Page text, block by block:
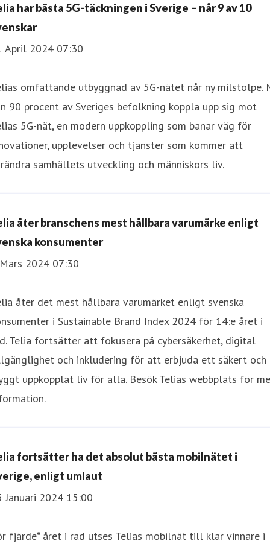
har bästa 5G-täckningen i Sverige – når 9 av 10
April 2024 07:30
omfattande utbyggnad av 5G-nätet når ny milstolpe.
90 procent av Sveriges befolkning koppla upp sig mot
5G-nät, en modern uppkoppling som banar väg för
upplevelser och tjänster som kommer att
samhällets utveckling och människors liv.
åter branschens mest hållbara varumärke enligt
konsumenter
2024 07:30
åter det mest hållbara varumärket enligt svenska
i Sustainable Brand Index 2024 för 14:e året i
Telia fortsätter att fokusera på cybersäkerhet, digital
och inkludering för att erbjuda ett säkert och
uppkopplat liv för alla. Besök Telias webbplats för
fortsätter ha det absolut bästa mobilnätet i
enligt umlaut
Januari 2024 15:00
fjärde* året i rad utses Telias mobilnät till klar vinnare i